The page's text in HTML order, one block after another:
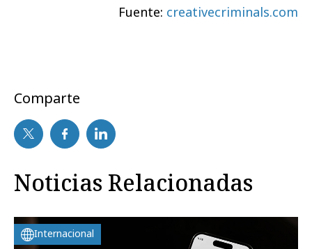
Fuente: creativecriminals.com
Comparte
Noticias Relacionadas
Internacional